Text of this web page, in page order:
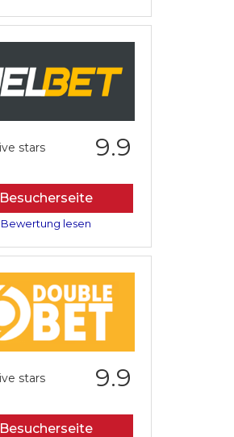
9.9
Besucherseite
Bewertung lesen
9.9
Besucherseite